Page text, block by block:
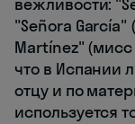
вежливости:
"Señora García"
Martínez"
что в Испании
отцу и по
используется